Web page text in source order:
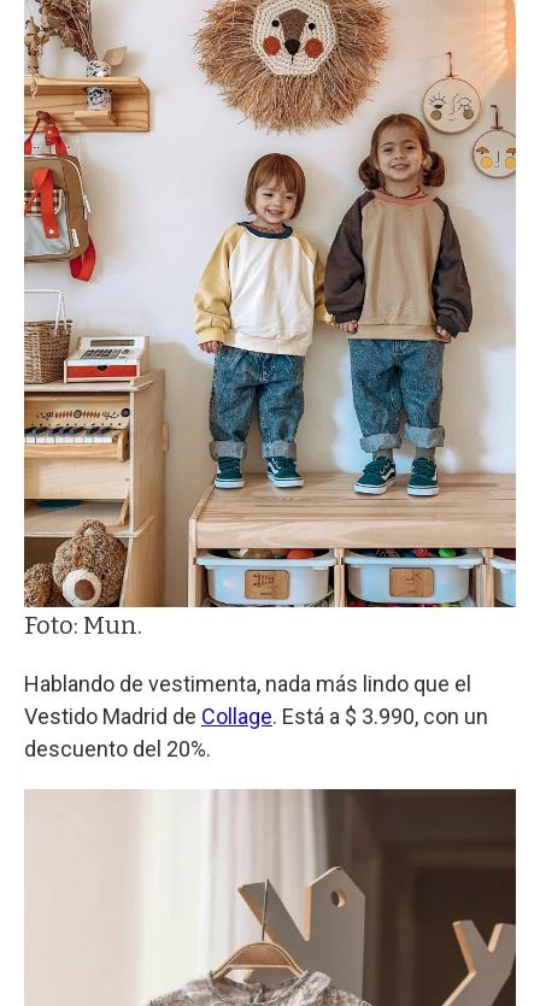
Foto: Mun.
Hablando de vestimenta, nada más lindo que el
Vestido Madrid de Collage. Está a $ 3.990, con un
descuento del 20%.